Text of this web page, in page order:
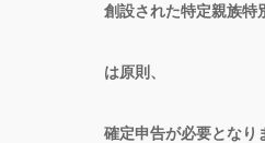
創設された特定親族特
は原則、
確定申告が必要となり